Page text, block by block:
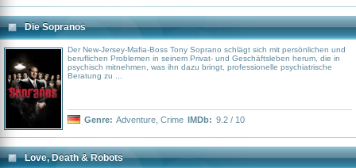
Die Sopranos
Der New-Jersey-Mafia-Boss Tony Soprano schlägt sich mit persönlichen und
beruflichen Problemen in seinem Privat- und Geschäftsleben herum, die in
psychisch mitnehmen, was ihn dazu bringt, professionelle psychiatrische
Beratung zu ...
Genre: Adventure Crime IMDb: 9.2 / 10
Love, Death & Robots